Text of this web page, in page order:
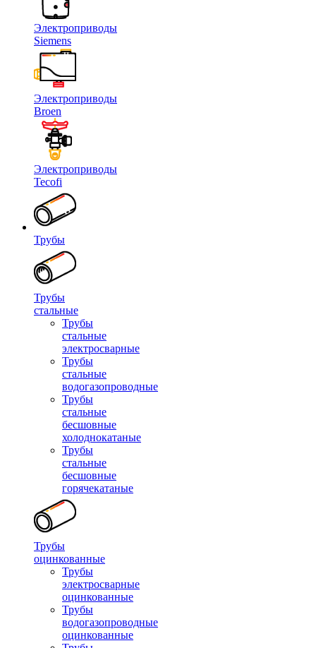
Электроприводы
Siemens
Электроприводы
Broen
Электроприводы
Tecofi
Трубы
Трубы
стальные
Трубы
стальные
электросварные
Трубы
стальные
водогазопроводные
Трубы
стальные
бесшовные
холоднокатаные
Трубы
стальные
бесшовные
горячекатаные
Трубы
оцинкованные
Трубы
электросварные
оцинкованные
Трубы
водогазопроводные
оцинкованные